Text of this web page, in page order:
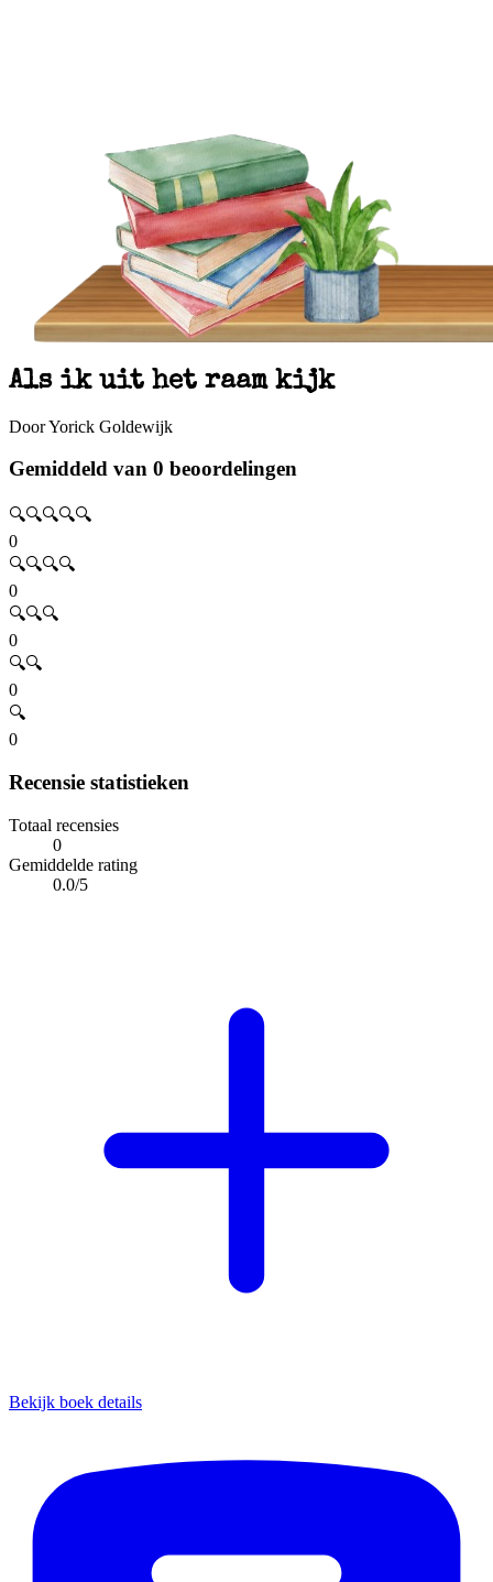
Als ik uit het raam kijk
Door Yorick Goldewijk
Gemiddeld van 0 beoordelingen
🔍🔍🔍🔍🔍
0
🔍🔍🔍🔍
0
🔍🔍🔍
0
🔍🔍
0
🔍
0
Recensie statistieken
Totaal recensies
0
Gemiddelde rating
0.0/5
Bekijk boek details